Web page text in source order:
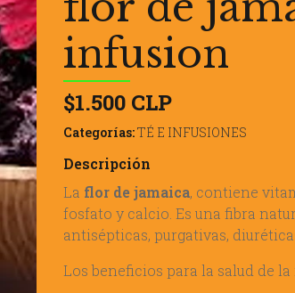
infusion
$1.500 CLP
Categorías:TÉ E INFUSIONES
Descripción
La flor de jamaica, contiene
fosfato y calcio. Es una fibra
antisépticas, purgativas,
Los beneficios para la salud de